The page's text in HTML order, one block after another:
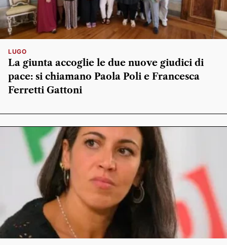
LUGO
La giunta accoglie le due nuove giudici di
pace: si chiamano Paola Poli e Francesca
Ferretti Gattoni